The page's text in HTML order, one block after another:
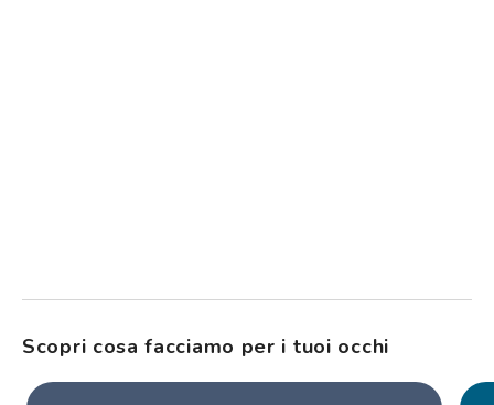
Scopri cosa facciamo per i tuoi occhi